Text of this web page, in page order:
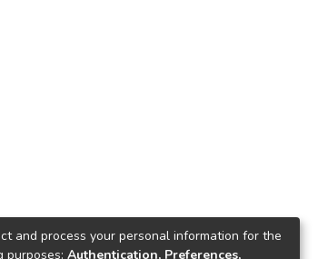
and process your personal information for the
purposes: Authentication, Preferences,